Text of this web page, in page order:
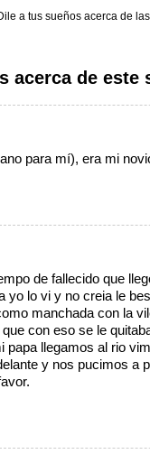
a tus sueños acerca de
acerca de este
para mí), era mi
de fallecido que
yo lo vi y no creia le
manchada con la
con eso se le
papa llegamos al rio
y nos pucimos a